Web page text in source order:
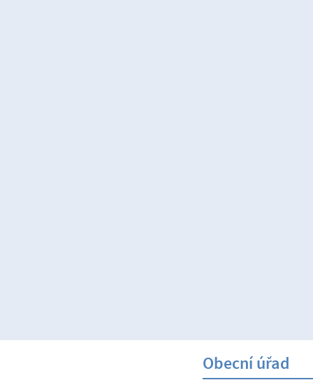
Obecní úřad